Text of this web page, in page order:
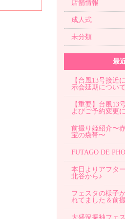
店舗情報
成人式
未分類
最
【台風13号接近
示会延期につい
【重要】台風13
よびご予約変更
前撮り姫紹介〜
宝の袋帯〜
FUTAGO DE
本日よりアフタ
北谷から♪
フェスタの様子
れてました＆前
大盛況振袖フェ